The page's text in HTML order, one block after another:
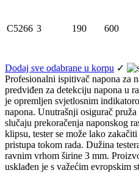
C5266 3 190 600
Dodaj sve odabrane u korpu ✓
Profesionalni ispitivač napona za
predviđen za detekciju napona u
je opremljen svjetlosnim
napona. Unutrašnji osigurač
slučaju prekoračenja naponskog
klipsu, tester se može lako
pristupa tokom rada. Dužina
ravnim vrhom širine 3 mm.
usklađen je s važećim evropskim